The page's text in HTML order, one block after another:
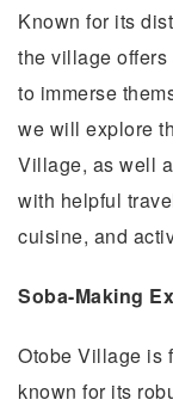
Known for its
the village
to immerse
we will explore
Village, as well
with helpful
cuisine, and
Soba-Making
Otobe Village is
known for its